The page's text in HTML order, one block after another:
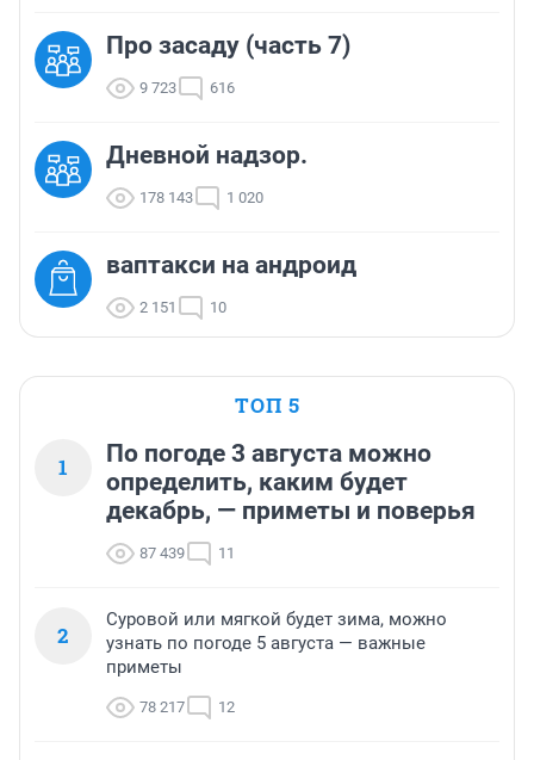
Про засаду (часть 7)
9 723 616
Дневной надзор.
178 143 1 020
ваптакси на андроид
2 151 10
ТОП 5
1
По погоде 3 августа можно
определить, каким будет
декабрь, — приметы и поверья
87 439 11
2
Суровой или мягкой будет зима, можно
узнать по погоде 5 августа — важные
приметы
78 217 12